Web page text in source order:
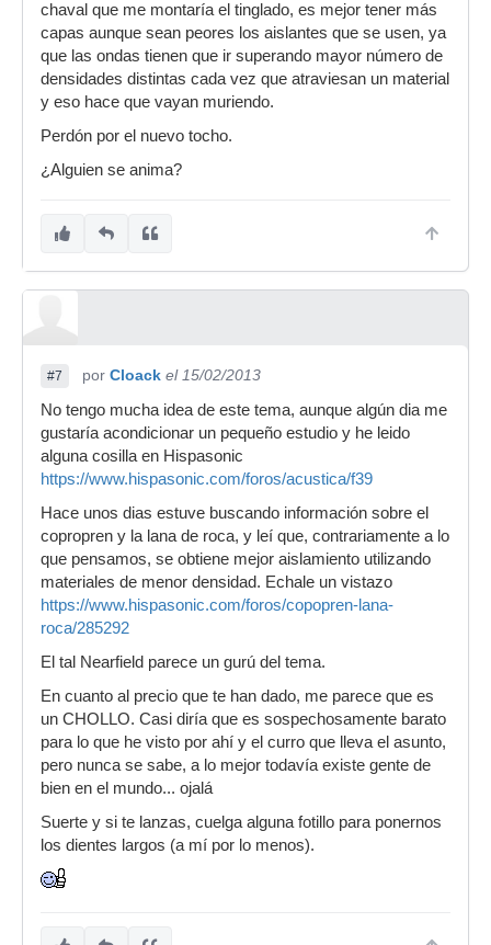
chaval que me montaría el tinglado, es mejor tener más
capas aunque sean peores los aislantes que se usen, ya
que las ondas tienen que ir superando mayor número de
densidades distintas cada vez que atraviesan un material
y eso hace que vayan muriendo.
Perdón por el nuevo tocho.
¿Alguien se anima?
#7 por Cloack el 15/02/2013
No tengo mucha idea de este tema, aunque algún dia me
gustaría acondicionar un pequeño estudio y he leido
alguna cosilla en Hispasonic
https://www.hispasonic.com/foros/acustica/f39
Hace unos dias estuve buscando información sobre el
copropren y la lana de roca, y leí que, contrariamente a lo
que pensamos, se obtiene mejor aislamiento utilizando
materiales de menor densidad. Echale un vistazo
https://www.hispasonic.com/foros/copopren-lana-
roca/285292
El tal Nearfield parece un gurú del tema.
En cuanto al precio que te han dado, me parece que es
un CHOLLO. Casi diría que es sospechosamente barato
para lo que he visto por ahí y el curro que lleva el asunto,
pero nunca se sabe, a lo mejor todavía existe gente de
bien en el mundo... ojalá
Suerte y si te lanzas, cuelga alguna fotillo para ponernos
los dientes largos (a mí por lo menos).